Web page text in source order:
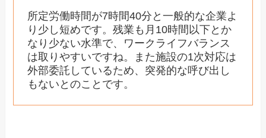
所定労働時間が7時間40分と一般的な企業よ
り少し短めです。残業も月10時間以下とか
なり少ない水準で、ワークライフバランス
は取りやすいですね。また施設の1次対応は
外部委託しているため、突発的な呼び出し
もないとのことです。